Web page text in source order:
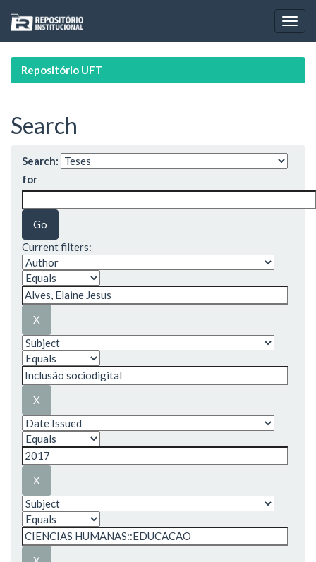
navigation
Repositório UFT
Search
Search:
for
Current filters: